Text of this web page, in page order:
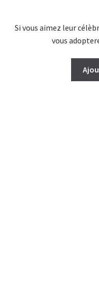
Si vous aimez leur
vous